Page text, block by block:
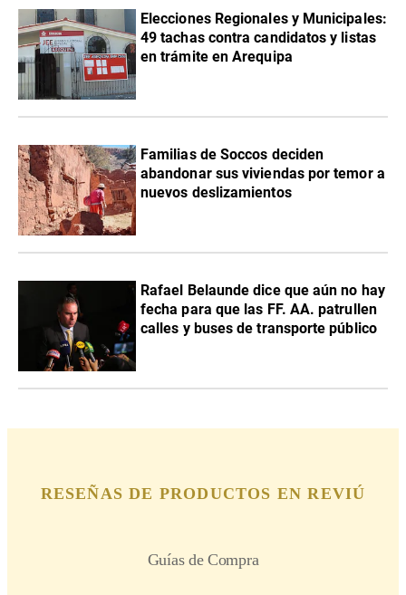
Elecciones Regionales y Municipales:
49 tachas contra candidatos y listas
en trámite en Arequipa
Familias de Soccos deciden
abandonar sus viviendas por temor a
nuevos deslizamientos
Rafael Belaunde dice que aún no hay
fecha para que las FF. AA. patrullen
calles y buses de transporte público